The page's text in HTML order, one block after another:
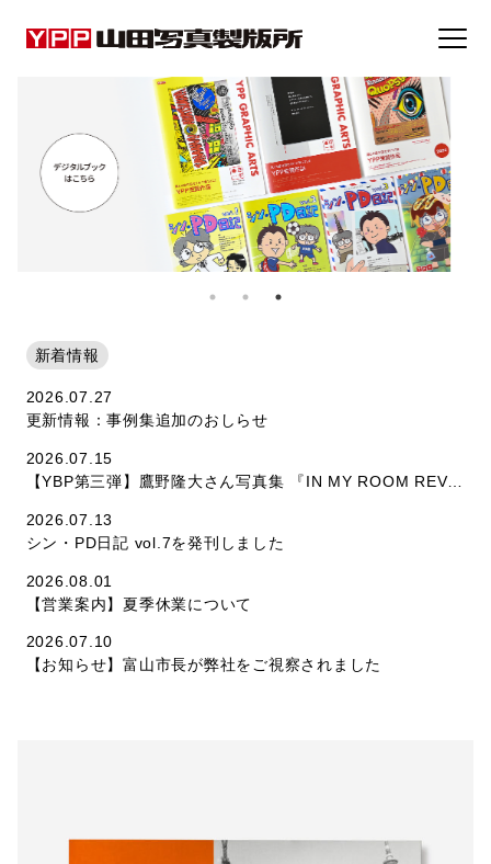
事例集
トピックス
企業情報
新着情報
2026.07.27
更新情報：事例集追加のおしらせ
2026.07.15
【YBP第三弾】鷹野隆大さん写真集 『IN MY ROOM REVISITED』 制作のウラ側
2026.07.13
シン・PD日記 vol.7を発刊しました
2026.08.01
【営業案内】夏季休業について
2026.07.10
【お知らせ】富山市長が弊社をご視察されました